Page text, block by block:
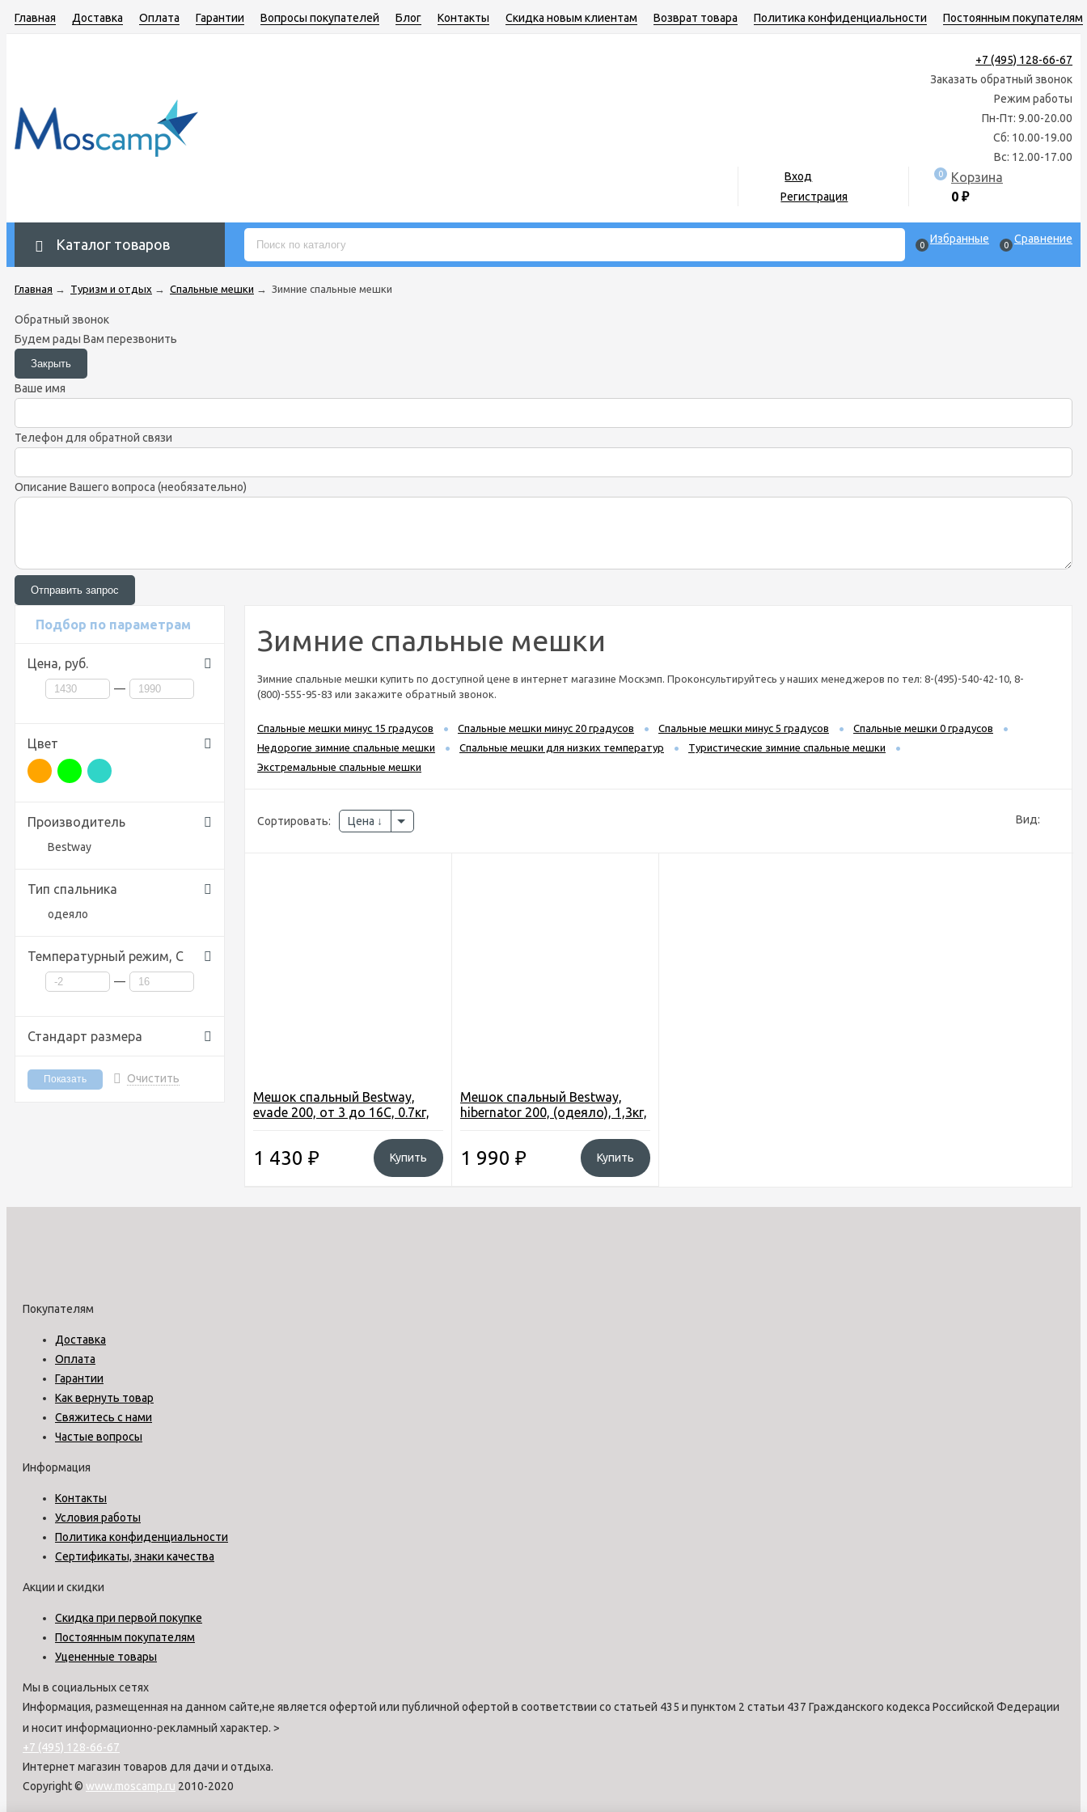
Главная Доставка Оплата Гарантии Вопросы покупателей Блог Контакты Скидка новым клиентам Возврат товара Политика конфиденциальности Постоянным покупателям
+7 (495) 128-66-67
Заказать обратный звонок
Режим работы
Пн-Пт: 9.00-20.00
Сб: 10.00-19.00
Вс: 12.00-17.00
Вход
Регистрация
0
Корзина
0 ₽
Каталог товаров 0 Избранные 0 Сравнение
Главная → Туризм и отдых → Спальные мешки → Зимние спальные мешки
Обратный звонок
Будем рады Вам перезвонить
Ваше имя
Телефон для обратной связи
Описание Вашего вопроса (необязательно)
Подбор по параметрам
Цена, руб.
—
Цвет
Производитель
Bestway
Тип спальника
одеяло
Температурный режим, С
—
Стандарт размера
Очистить
Зимние спальные мешки
Зимние спальные мешки купить по доступной цене в интернет магазине Москэмп. Проконсультируйтесь у наших менеджеров по тел: 8-(495)-540-42-10, 8-
(800)-555-95-83 или закажите обратный звонок.
Спальные мешки минус 15 градусов Спальные мешки минус 20 градусов Спальные мешки минус 5 градусов
Спальные мешки 0 градусов
Недорогие зимние спальные мешки
Спальные мешки для низких температур
Туристические зимние спальные мешки
Экстремальные спальные мешки
Сортировать: Цена Вид:
Мешок спальный Bestway,
evade 200, от 3 до 16С, 0.7кг,
1 430 ₽ Купить
Мешок спальный Bestway,
hibernator 200, (одеяло), 1,3кг,
1 990 ₽ Купить
Покупателям
Доставка
Оплата
Гарантии
Как вернуть товар
Свяжитесь с нами
Частые вопросы
Информация
Контакты
Условия работы
Политика конфиденциальности
Сертификаты, знаки качества
Акции и скидки
Скидка при первой покупке
Постоянным покупателям
Уцененные товары
Мы в социальных сетях
Информация, размещенная на данном сайте,не является офертой или публичной офертой в соответствии со статьей 435 и пунктом 2 статьи 437 Гражданского кодекса Российской Федерации
и носит информационно-рекламный характер. >
+7 (495) 128-66-67
Интернет магазин товаров для дачи и отдыха.
Copyright © www.moscamp.ru 2010-2020